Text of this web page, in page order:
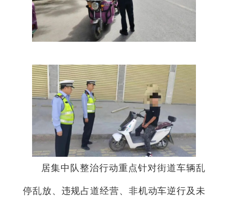
居集中队整治行动重点针对街道车辆乱
停乱放、违规占道经营、非机动车逆行及未